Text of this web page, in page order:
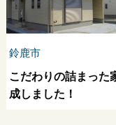
鈴鹿市
こだわりの詰まった
成しました！